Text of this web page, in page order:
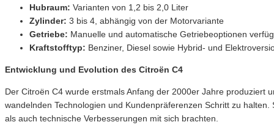
Hubraum: Varianten von 1,2 bis 2,0 Liter
Zylinder: 3 bis 4, abhängig von der Motorvariante
Getriebe: Manuelle und automatische Getriebeoptionen
Kraftstofftyp: Benziner, Diesel sowie Hybrid- und
Entwicklung und Evolution des Citroën C4
Der Citroën C4 wurde erstmals Anfang der 2000er Jahre produziert
wandelnden Technologien und Kundenpräferenzen Schritt zu
als auch technische Verbesserungen mit sich brachten.